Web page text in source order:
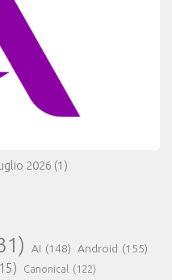
2026 (1)
AI (148) Android (155)
Canonical (122)